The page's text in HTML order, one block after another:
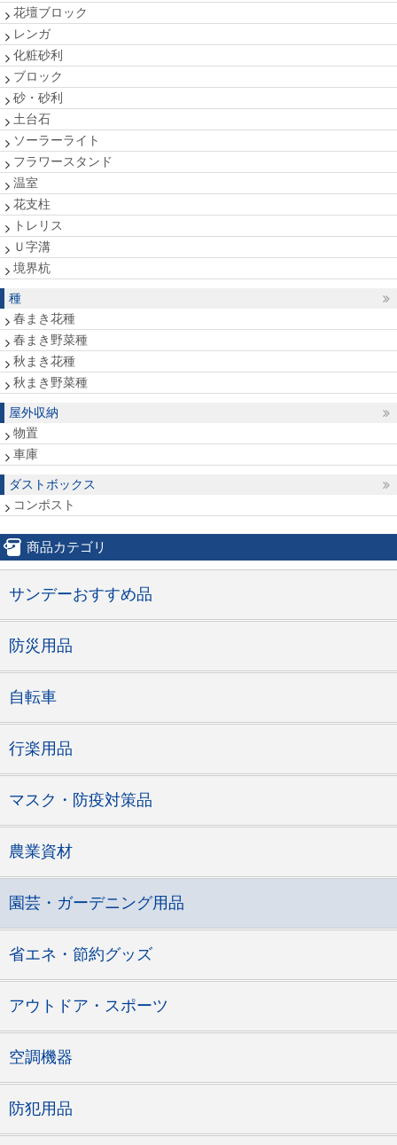
花壇ブロック
レンガ
化粧砂利
ブロック
砂・砂利
土台石
ソーラーライト
フラワースタンド
温室
花支柱
トレリス
Ｕ字溝
境界杭
種
春まき花種
春まき野菜種
秋まき花種
秋まき野菜種
屋外収納
物置
車庫
ダストボックス
コンポスト
商品カテゴリ
サンデーおすすめ品
防災用品
自転車
行楽用品
マスク・防疫対策品
農業資材
園芸・ガーデニング用品
省エネ・節約グッズ
アウトドア・スポーツ
空調機器
防犯用品